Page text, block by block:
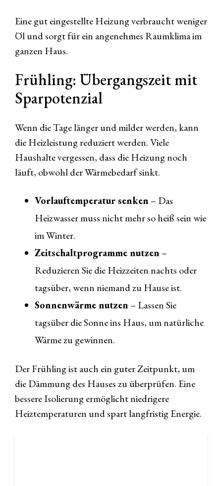
Eine gut eingestellte Heizung verbraucht weniger
Öl und sorgt für ein angenehmes Raumklima im
ganzen Haus.
Frühling: Übergangszeit mit
Sparpotenzial
Wenn die Tage länger und milder werden, kann
die Heizleistung reduziert werden. Viele
Haushalte vergessen, dass die Heizung noch
läuft, obwohl der Wärmebedarf sinkt.
Vorlauftemperatur senken – Das
Heizwasser muss nicht mehr so heiß sein wie
im Winter.
Zeitschaltprogramme nutzen –
Reduzieren Sie die Heizzeiten nachts oder
tagsüber, wenn niemand zu Hause ist.
Sonnenwärme nutzen – Lassen Sie
tagsüber die Sonne ins Haus, um natürliche
Wärme zu gewinnen.
Der Frühling ist auch ein guter Zeitpunkt, um
die Dämmung des Hauses zu überprüfen. Eine
bessere Isolierung ermöglicht niedrigere
Heiztemperaturen und spart langfristig Energie.